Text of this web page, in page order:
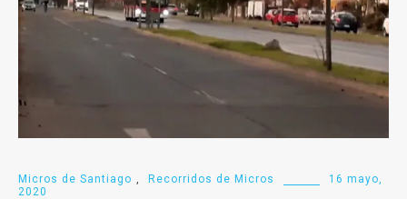
Micros de Santiago Recorridos de Micros
16 mayo,
2020